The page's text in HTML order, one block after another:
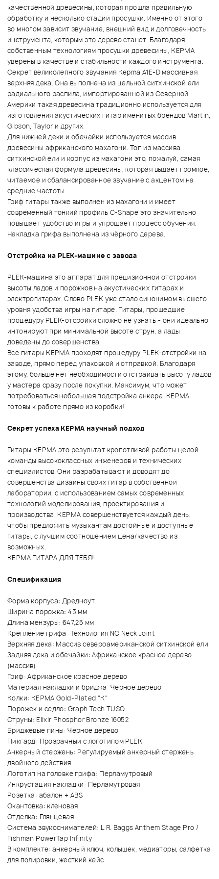
качественной древесины, которая прошла правильную
обработку и несколько стадий просушки. Именно от этого
во многом зависит звучание, внешний вид и долговечность
инструмента, которым это дерево станет. Благодаря
собственным технологиям просушки древесины, KEPMA
уверены в качестве и стабильности каждого инструмента.
Секрет великолепного звучания Kepma A1E-D массивная
верхняя дека. Она выполнена из цельной ситхинской ели
радиального распила, импортированной из Северной
Америки такая древесина традиционно используется для
изготовления акустических гитар именитых брендов Martin,
Gibson, Taylor и других.
Для нижней деки и обечайки используется массив
древесины африканского махагони. Топ из массива
ситхинской ели и корпус из махагони это, пожалуй, самая
классическая формула древесины, которая выдает громкое,
читаемое и сбалансированное звучание с акцентом на
средние частоты.
Гриф гитары также выполнен из махагони и имеет
современный тонкий профиль C-Shape это значительно
повышает удобство игры и упрощает процесс обучения.
Накладка грифа выполнена из чёрного дерева.
Отстройка на PLEK-машине с завода
PLEK-машина это аппарат для прецизионной отстройки
высоты ладов и порожков на акустических гитарах и
электрогитарах. Слово PLEK уже стало синонимом высшего
уровня удобства игры на гитаре. Гитары, прошедшие
процедуру PLEK-отсройки сложно не узнать - они идеально
интонируют при минимальной высоте струн, а лады
доведены до совершенства.
Все гитары KEPMA проходят процедуру PLEK-отстройки на
заводе, прямо перед упаковкой и отправкой. Благодаря
этому, больше нет необходимости отстраивать высоту ладов
у мастера сразу после покупки. Максимум, что может
потребоваться небольшая подстройка анкера. KEPMA
готовы к работе прямо из коробки!
Секрет успеха KEPMA научный подход
Гитары KEPMA это результат кропотливой работы целой
команды высококлассных инженеров и технических
специалистов. Они разрабатывают и доводят до
совершенства дизайны своих гитар в собственной
лаборатории, с использованием самых современных
технологий моделирования, проектирования и
производства. KEPMA совершенствуется каждый день,
чтобы предложить музыкантам достойные и доступные
гитары, с лучшим соотношением цена/качество из
возможных.
KEPMA ГИТАРА ДЛЯ ТЕБЯ!
Спецификация
Форма корпуса: Дредноут
Ширина порожка: 43 мм
Длина мензуры: 647,25 мм
Крепление грифа: Технология NC Neck Joint
Верхняя дека: Массив североамериканской ситхинской ели
Задняя дека и обечайки: Африканское красное дерево
(массив)
Гриф: Африканское красное дерево
Материал накладки и бриджа: Черное дерево
Колки: KEPMA Gold-Plated "K"
Порожек и седло: Graph Tech TUSQ
Струны: Elixir Phosphor Bronze 16052
Бриджевые пины: Черное дерево
Пикгард: Прозрачный с логотипом PLEK
Анкерный стержень: Регулируемый анкерный стержень
двойного действия
Логотип на головке грифа: Перламутровый
Инкрустация накладки: Перламутровая
Розетка: абалон + ABS
Окантовка: кленовая
Отделка: Глянцевая
Система звукоснимателей: L.R. Baggs Anthem Stage Pro /
Fishman PowerTap Infinity
В комплекте: анкерный ключ, колышек, медиаторы, салфетка
для полировки, жесткий кейс